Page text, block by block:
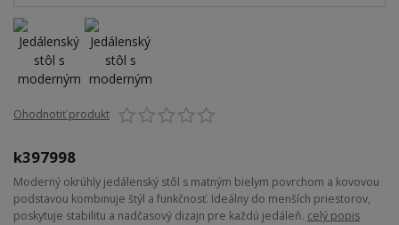
Ohodnotiť produkt
k397998
Moderný okrúhly jedálenský stôl s matným bielym povrchom a kovovou
podstavou kombinuje štýl a funkčnosť. Ideálny do menších priestorov,
poskytuje stabilitu a nadčasový dizajn pre každú jedáleň. celý popis